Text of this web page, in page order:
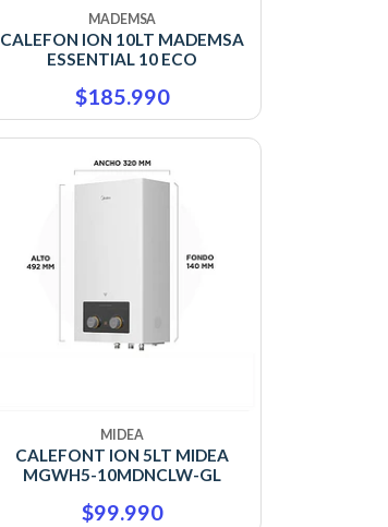
MADEMSA
CALEFON ION 10LT MADEMSA
ESSENTIAL 10 ECO
$185.990
MIDEA
CALEFONT ION 5LT MIDEA
MGWH5-10MDNCLW-GL
$99.990